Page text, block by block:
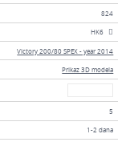
824
HK6
Victory 200/80 SPEX - year 2014
Prikaz 3D modela
5
1-2 dana